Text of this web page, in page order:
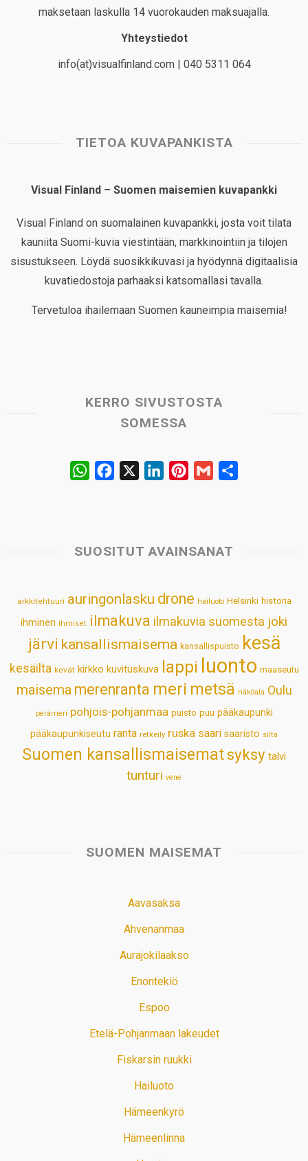
maksetaan laskulla 14 vuorokauden maksuajalla.
Yhteystiedot
info(at)visualfinland.com | 040 5311 064
TIETOA KUVAPANKISTA
Visual Finland – Suomen maisemien kuvapankki
Visual Finland on suomalainen kuvapankki, josta voit tilata
kauniita Suomi-kuvia viestintään, markkinointiin ja tilojen
sisustukseen. Löydä suosikkikuvasi ja hyödynnä digitaalisia
kuvatiedostoja parhaaksi katsomallasi tavalla.
Tervetuloa ihailemaan Suomen kauneimpia maisemia!
KERRO SIVUSTOSTA
SOMESSA
W
s
p
b
k
e
n
e
s
t
l
SUOSITUT AVAINSANAT
arkkitehtuuri auringonlasku drone hailuoto Helsinki historia
ihminen ihmiset ilmakuva ilmakuvia suomesta joki
järvi kansallismaisema kansallispuisto kesä
kesäilta kevät kirkko kuvituskuva lappi luonto maaseutu
maisema merenranta meri metsä näköala Oulu
perämeri pohjois-pohjanmaa puisto puu pääkaupunki
pääkaupunkiseutu ranta retkeily ruska saari saaristo silta
Suomen kansallismaisematsyksy talvi
tunturi vene
SUOMEN MAISEMAT
Aavasaksa
Ahvenanmaa
Aurajokilaakso
Enontekiö
Espoo
Etelä-Pohjanmaan lakeudet
Fiskarsin ruukki
Hailuoto
Hämeenkyrö
Hämeenlinna